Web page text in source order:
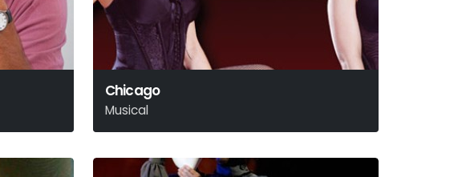
Chicago
Musical
Kander – Ebb – Fosse